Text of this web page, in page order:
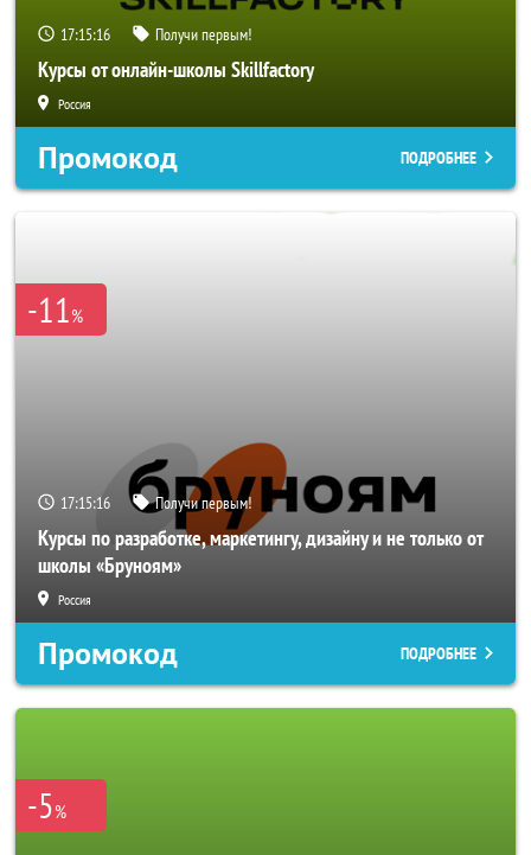
17:15:14 Получи первым!
Курсы от онлайн-школы Skillfactory
Россия
Промокод ПОДРОБНЕЕ
-11%
17:15:14 Получи первым!
Курсы по разработке, маркетингу, дизайну и не только от
школы «Бруноям»
Россия
Промокод ПОДРОБНЕЕ
-5%